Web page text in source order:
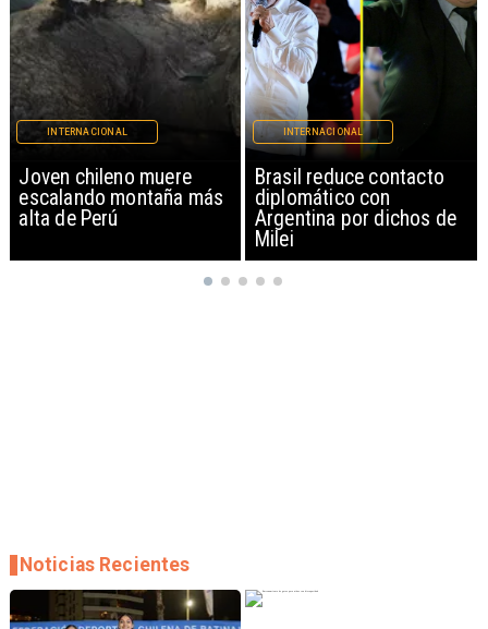
Brasil reduce contacto
diplomático con
Argentina por dichos de
INTERNACIONAL
China restringe
exportación de drones a
EEUU y sanciona
empresas
INTERNACIONAL
Noticias Recientes